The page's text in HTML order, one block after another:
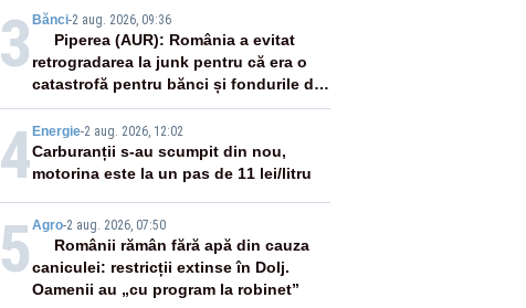
3 Bănci-2 aug. 2026, 09:36
Piperea (AUR): România a evitat
retrogradarea la junk pentru că era o
catastrofă pentru bănci și fondurile de
pensii
4 Energie-2 aug. 2026, 12:02
Carburanții s-au scumpit din nou,
motorina este la un pas de 11 lei/litru
5 Agro-2 aug. 2026, 07:50
Românii rămân fără apă din cauza
caniculei: restricții extinse în Dolj.
Oamenii au „cu program la robinet”